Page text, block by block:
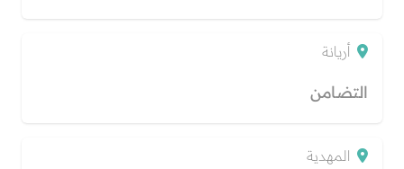
أريانة
التضامن
المهدية